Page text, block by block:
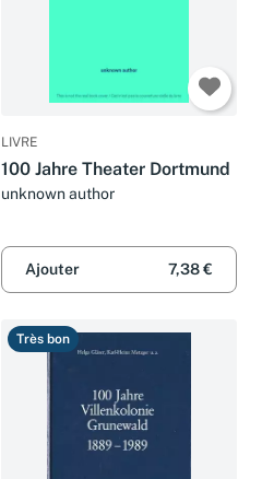
LIVRE
100 Jahre Theater Dortmund
unknown author
Ajouter 7,38 €
Très bon